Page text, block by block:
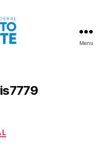
Menu